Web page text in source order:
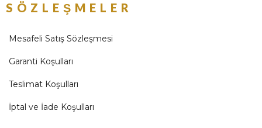
SÖZLEŞMELER
Mesafeli Satış Sözleşmesi
Garanti Koşulları
Teslimat Koşulları
İptal ve İade Koşulları